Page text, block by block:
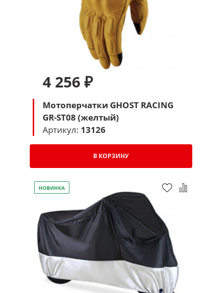
4 256 ₽
Мотоперчатки GHOST RACING
GR-ST08 (желтый)
Артикул: 13126
В КОРЗИНУ
НОВИНКА